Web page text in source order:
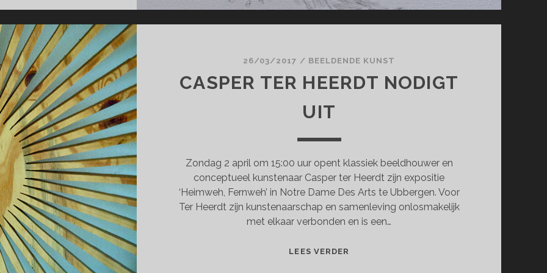
26/03/2017 / BEELDENDE KUNST
CASPER TER HEERDT NODIGT
UIT
Zondag 2 april om 15:00 uur opent klassiek beeldhouwer en
conceptueel kunstenaar Casper ter Heerdt zijn expositie
‘Heimweh, Fernweh’ in Notre Dame Des Arts te Ubbergen. Voor
Ter Heerdt zijn kunstenaarschap en samenleving onlosmakelijk
met elkaar verbonden en is een…
LEES VERDER